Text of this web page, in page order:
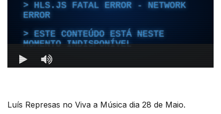
Luís Represas no Viva a Música dia 28 de Maio.